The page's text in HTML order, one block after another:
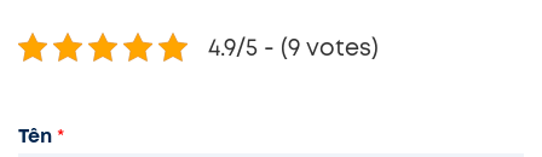
4.9/5 - (9 votes)
Tên*